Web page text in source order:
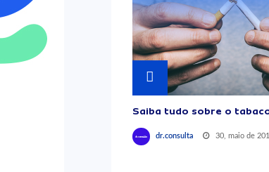
Saiba tudo sobre o
dr.consulta 30, maio de